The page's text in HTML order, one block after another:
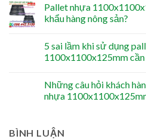
Pallet nhựa
khẩu hàng nông sản?
5 sai lầm khi sử dụng
1100x1100x125mm
Những câu hỏi khách
nhựa
BÌNH LUẬN